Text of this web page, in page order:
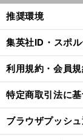
推奨環境
集英社ID・スポ
利用規約・会員
特定商取引法に
ブラウザプッシ